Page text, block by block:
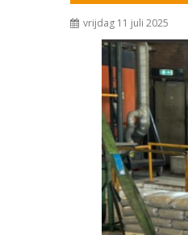
vrijdag 11 juli 2025